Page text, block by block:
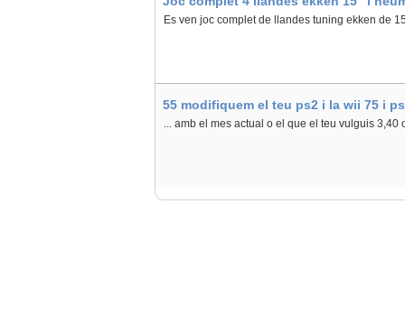
Es ven joc complet de llandes tuning ekken de
55 modifiquem el teu ps2 i la wii 75 i
... amb el mes actual o el que el teu vulguis